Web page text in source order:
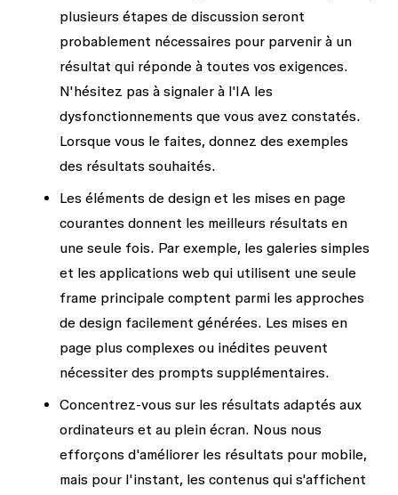
plusieurs étapes de discussion seront
probablement nécessaires pour parvenir à un
résultat qui réponde à toutes vos exigences.
N'hésitez pas à signaler à l'IA les
dysfonctionnements que vous avez constatés.
Lorsque vous le faites, donnez des exemples
des résultats souhaités.
Les éléments de design et les mises en page
courantes donnent les meilleurs résultats en
une seule fois. Par exemple, les galeries simples
et les applications web qui utilisent une seule
frame principale comptent parmi les approches
de design facilement générées. Les mises en
page plus complexes ou inédites peuvent
nécessiter des prompts supplémentaires.
Concentrez-vous sur les résultats adaptés aux
ordinateurs et au plein écran. Nous nous
efforçons d'améliorer les résultats pour mobile,
mais pour l'instant, les contenus qui s'affichent